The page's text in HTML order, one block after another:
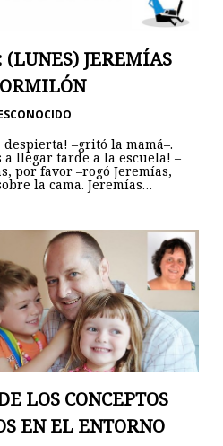
(LUNES) JEREMÍAS
despierta! –gritó la mamá–.
a llegar tarde a la escuela! –
por favor –rogó Jeremías,
la cama. Jeremías…
LOS CONCEPTOS
EN EL ENTORNO